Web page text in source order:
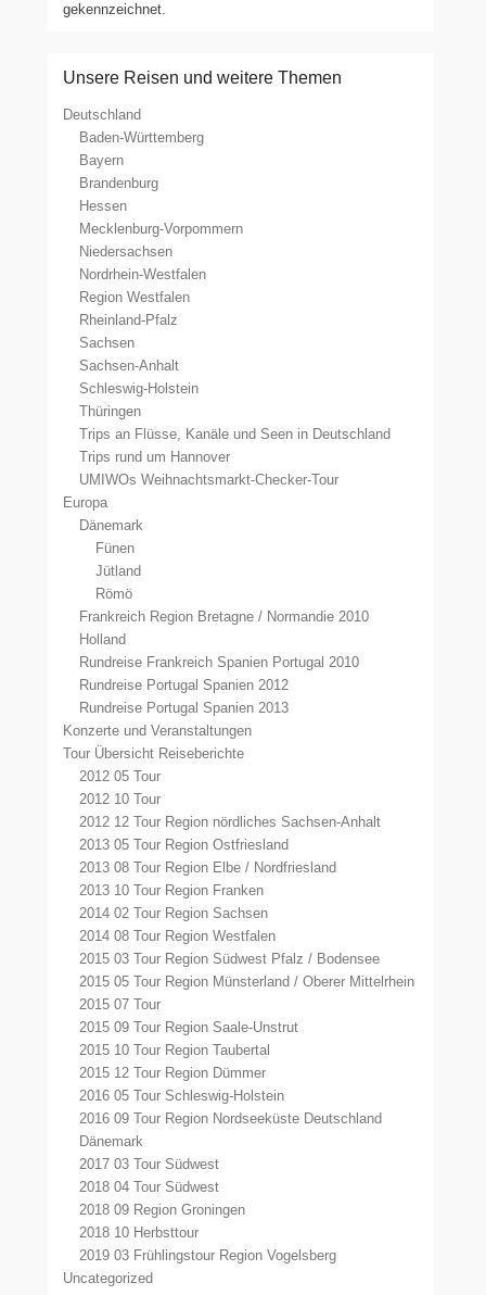
gekennzeichnet.
Unsere Reisen und weitere Themen
Deutschland
Baden-Württemberg
Bayern
Brandenburg
Hessen
Mecklenburg-Vorpommern
Niedersachsen
Nordrhein-Westfalen
Region Westfalen
Rheinland-Pfalz
Sachsen
Sachsen-Anhalt
Schleswig-Holstein
Thüringen
Trips an Flüsse, Kanäle und Seen in Deutschland
Trips rund um Hannover
UMIWOs Weihnachtsmarkt-Checker-Tour
Europa
Dänemark
Fünen
Jütland
Römö
Frankreich Region Bretagne / Normandie 2010
Holland
Rundreise Frankreich Spanien Portugal 2010
Rundreise Portugal Spanien 2012
Rundreise Portugal Spanien 2013
Konzerte und Veranstaltungen
Tour Übersicht Reiseberichte
2012 05 Tour
2012 10 Tour
2012 12 Tour Region nördliches Sachsen-Anhalt
2013 05 Tour Region Ostfriesland
2013 08 Tour Region Elbe / Nordfriesland
2013 10 Tour Region Franken
2014 02 Tour Region Sachsen
2014 08 Tour Region Westfalen
2015 03 Tour Region Südwest Pfalz / Bodensee
2015 05 Tour Region Münsterland / Oberer Mittelrhein
2015 07 Tour
2015 09 Tour Region Saale-Unstrut
2015 10 Tour Region Taubertal
2015 12 Tour Region Dümmer
2016 05 Tour Schleswig-Holstein
2016 09 Tour Region Nordseeküste Deutschland
Dänemark
2017 03 Tour Südwest
2018 04 Tour Südwest
2018 09 Region Groningen
2018 10 Herbsttour
2019 03 Frühlingstour Region Vogelsberg
Uncategorized